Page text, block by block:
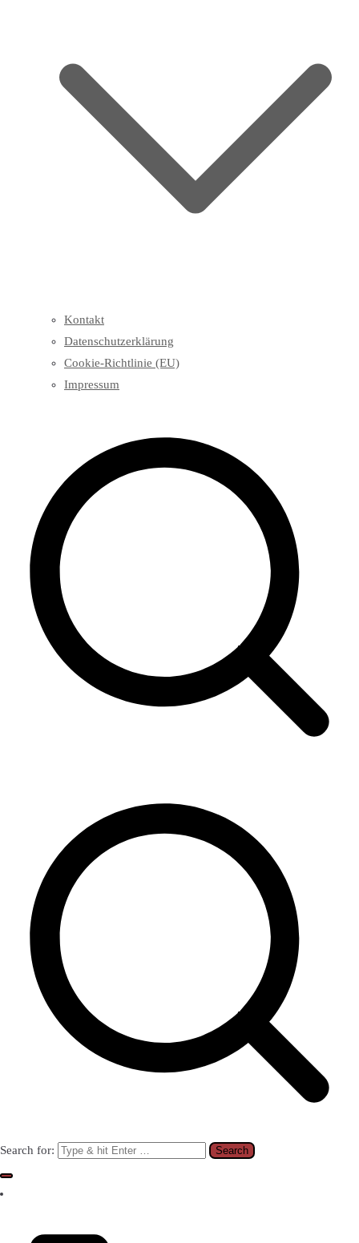
Kontakt
Datenschutzerklärung
Cookie-Richtlinie (EU)
Impressum
Search for: